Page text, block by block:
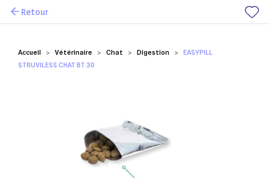
Mes favoris
Accueil Vétérinaire Chat Digestion
EASYPILL
STRUVILESS CHAT BT 30
Retour